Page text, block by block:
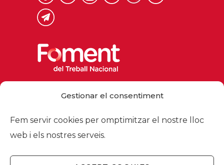
Gestionar el consentiment
Fem servir cookies per omptimitzar el nostre lloc
web i els nostres serveis.
foment@foment.com